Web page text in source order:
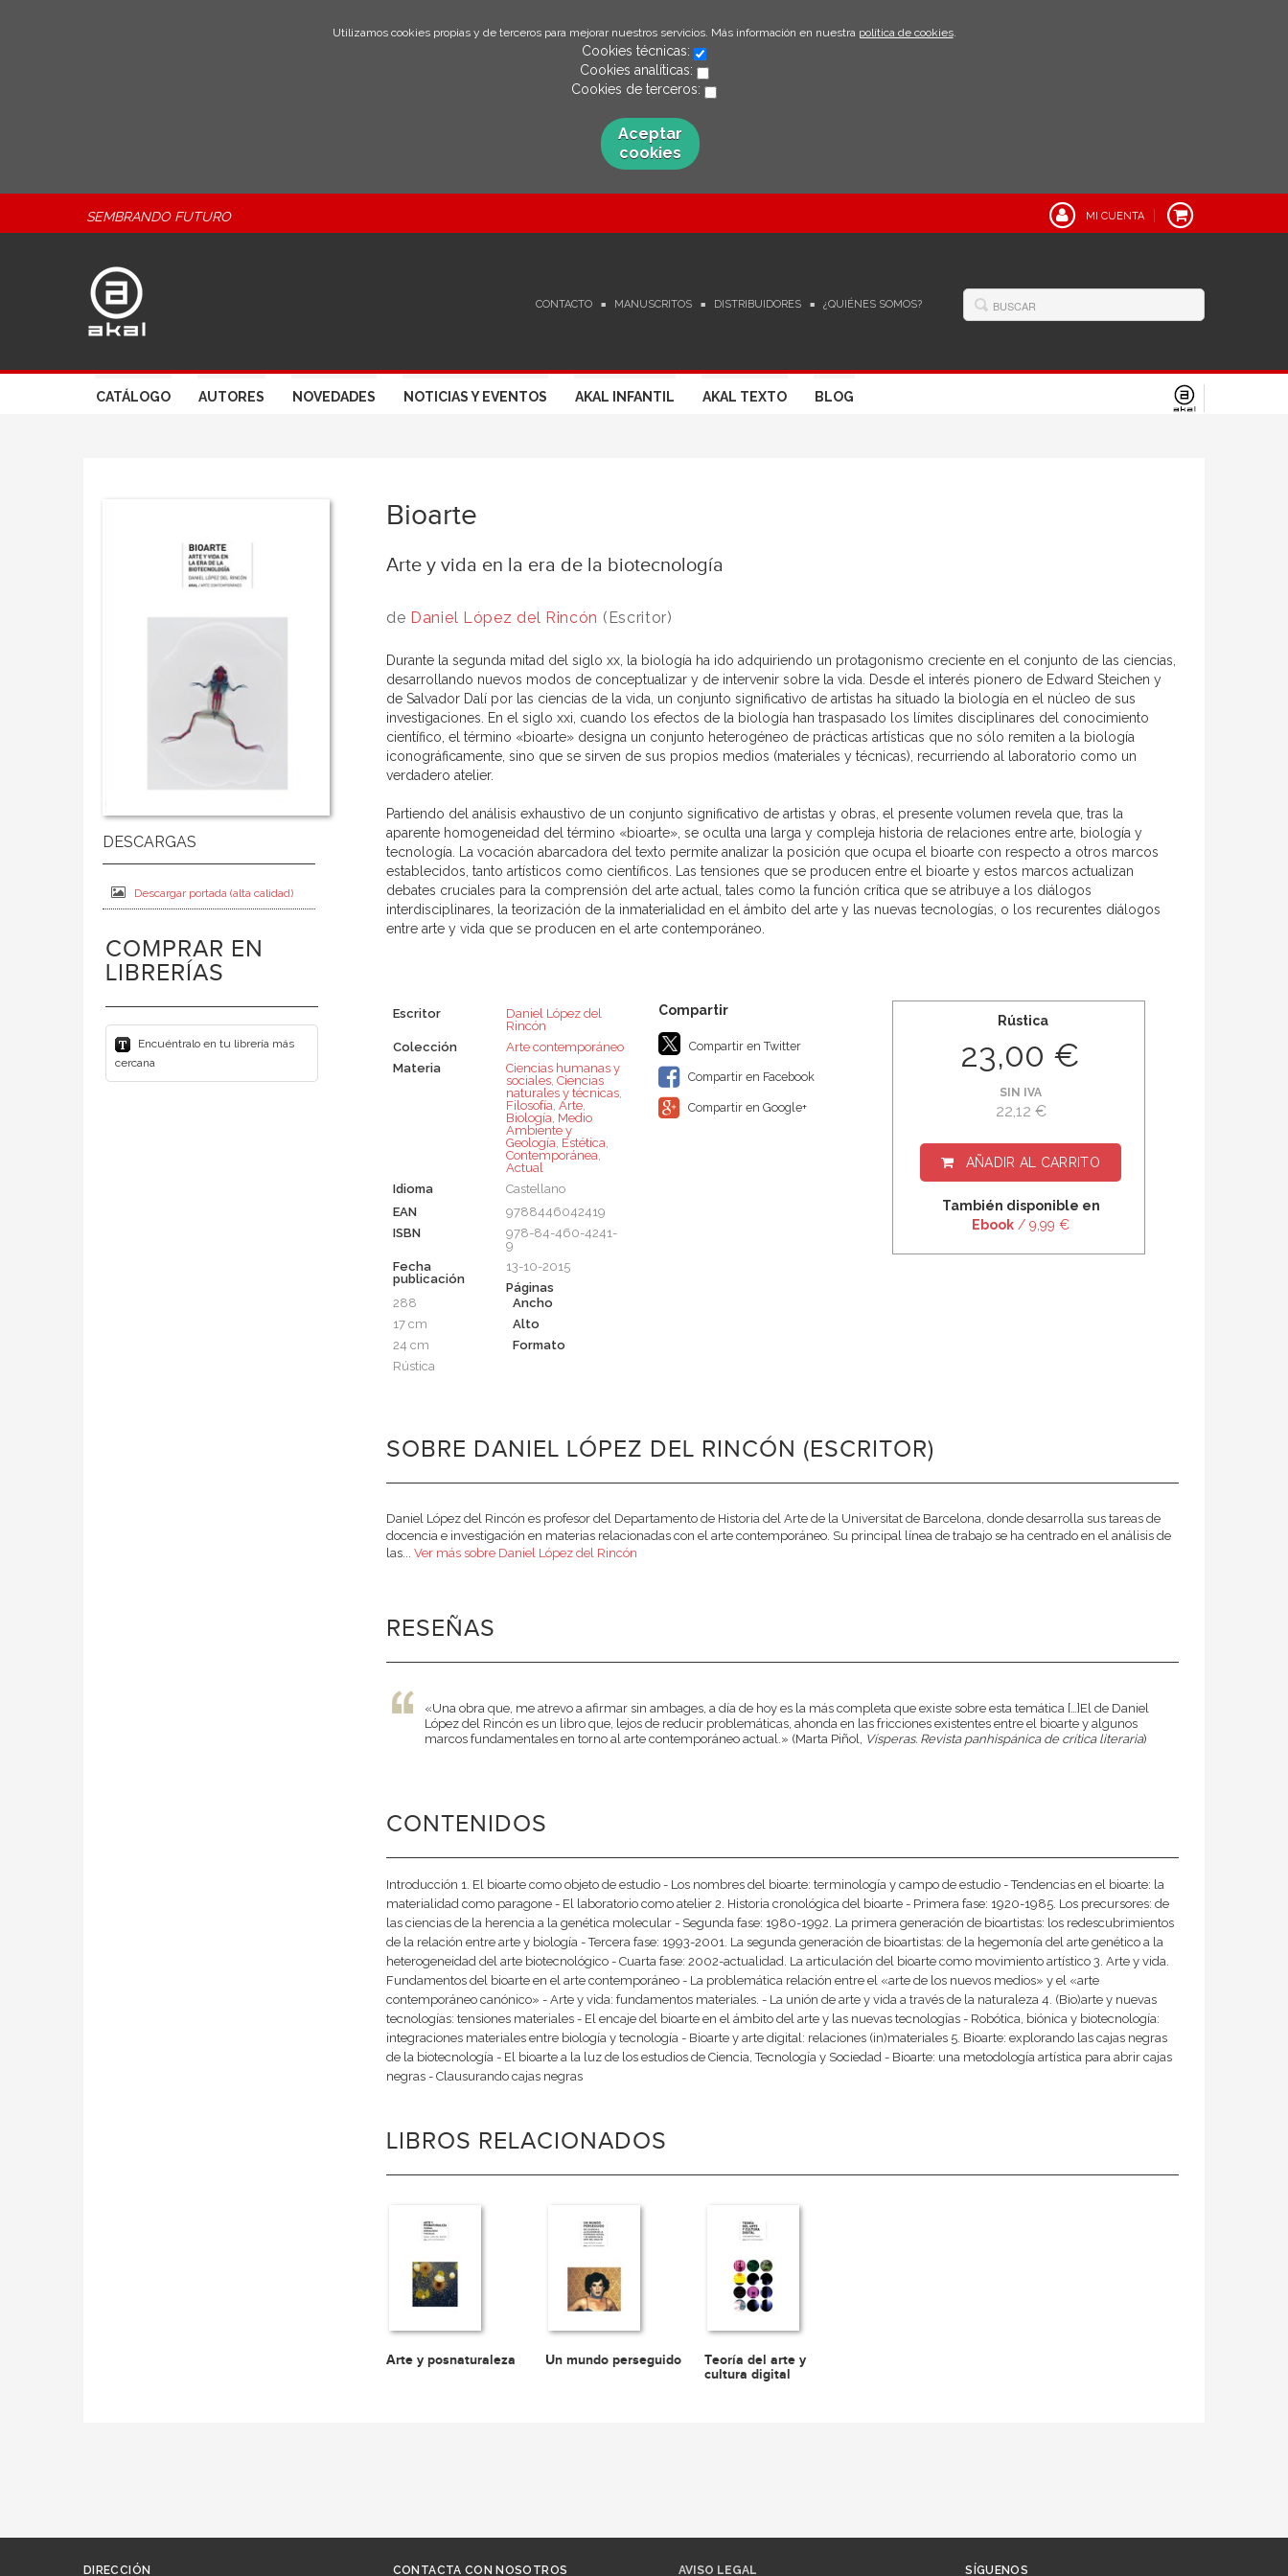
Utilizamos cookies propias y de terceros para mejorar nuestros servicios. Más información en nuestra política de cookies.
Cookies técnicas:
Cookies analíticas:
Cookies de terceros:
Aceptar
cookies
SEMBRANDO FUTURO MI CUENTA
CONTACTO MANUSCRITOS DISTRIBUIDORES ¿QUIÉNES SOMOS?
CATÁLOGO AUTORES NOVEDADES NOTICIAS Y EVENTOS AKAL INFANTIL AKAL TEXTO BLOG
Descargar portada (alta calidad)
COMPRAR EN
LIBRERÍAS
Encuéntralo en tu librería más
cercana
Bioarte
Arte y vida en la era de la biotecnología
de Daniel López del Rincón (Escritor)
Durante la segunda mitad del siglo xx, la biología ha ido adquiriendo un protagonismo creciente en el conjunto de las ciencias,
desarrollando nuevos modos de conceptualizar y de intervenir sobre la vida. Desde el interés pionero de Edward Steichen y
de Salvador Dalí por las ciencias de la vida, un conjunto significativo de artistas ha situado la biología en el núcleo de sus
investigaciones. En el siglo xxi, cuando los efectos de la biología han traspasado los límites disciplinares del conocimiento
científico, el término «bioarte» designa un conjunto heterogéneo de prácticas artísticas que no sólo remiten a la biología
iconográficamente, sino que se sirven de sus propios medios (materiales y técnicas), recurriendo al laboratorio como un
verdadero atelier.
Partiendo del análisis exhaustivo de un conjunto significativo de artistas y obras, el presente volumen revela que, tras la
aparente homogeneidad del término «bioarte», se oculta una larga y compleja historia de relaciones entre arte, biología y
tecnología. La vocación abarcadora del texto permite analizar la posición que ocupa el bioarte con respecto a otros marcos
establecidos, tanto artísticos como científicos. Las tensiones que se producen entre el bioarte y estos marcos actualizan
debates cruciales para la comprensión del arte actual, tales como la función crítica que se atribuye a los diálogos
interdisciplinares, la teorización de la inmaterialidad en el ámbito del arte y las nuevas tecnologías, o los recurentes diálogos
entre arte y vida que se producen en el arte contemporáneo.
Escritor
Daniel López del
Rincón
Colección
Arte contemporáneo
Materia
Ciencias humanas y
sociales, Ciencias
naturales y técnicas,
Filosofía, Arte,
Biología, Medio
Ambiente y
Geología, Estética,
Contemporánea,
Actual
Idioma
Castellano
EAN
9788446042419
ISBN
978-84-460-4241-
9
Fecha
publicación
13-10-2015
Páginas
288
Ancho
17 cm
Alto
24 cm
Formato
Rústica
Compartir en Twitter
Compartir en Facebook
Compartir en Google+
Rústica
23,00 €
SIN IVA
22,12 €
AÑADIR AL CARRITO
También disponible en
Ebook / 9,99 €
SOBRE DANIEL LÓPEZ DEL RINCÓN (ESCRITOR)
Daniel López del Rincón es profesor del Departamento de Historia del Arte de la Universitat de Barcelona, donde desarrolla sus tareas de
docencia e investigación en materias relacionadas con el arte contemporáneo. Su principal línea de trabajo se ha centrado en el análisis de
las... Ver más sobre Daniel López del Rincón
RESEÑAS
«Una obra que, me atrevo a afirmar sin ambages, a día de hoy es la más completa que existe sobre esta temática […]El de Daniel
López del Rincón es un libro que, lejos de reducir problemáticas, ahonda en las fricciones existentes entre el bioarte y algunos
marcos fundamentales en torno al arte contemporáneo actual.» (Marta Piñol, Vísperas. Revista panhispánica de crítica literaria)
CONTENIDOS
Introducción 1. El bioarte como objeto de estudio - Los nombres del bioarte: terminología y campo de estudio - Tendencias en el bioarte: la
materialidad como paragone - El laboratorio como atelier 2. Historia cronológica del bioarte - Primera fase: 1920-1985. Los precursores: de
las ciencias de la herencia a la genética molecular - Segunda fase: 1980-1992. La primera generación de bioartistas: los redescubrimientos
de la relación entre arte y biología - Tercera fase: 1993-2001. La segunda generación de bioartistas: de la hegemonía del arte genético a la
heterogeneidad del arte biotecnológico - Cuarta fase: 2002-actualidad. La articulación del bioarte como movimiento artístico 3. Arte y vida.
Fundamentos del bioarte en el arte contemporáneo - La problemática relación entre el «arte de los nuevos medios» y el «arte
contemporáneo canónico» - Arte y vida: fundamentos materiales. - La unión de arte y vida a través de la naturaleza 4. (Bio)arte y nuevas
tecnologías: tensiones materiales - El encaje del bioarte en el ámbito del arte y las nuevas tecnologías - Robótica, biónica y biotecnología:
integraciones materiales entre biología y tecnología - Bioarte y arte digital: relaciones (in)materiales 5. Bioarte: explorando las cajas negras
de la biotecnología - El bioarte a la luz de los estudios de Ciencia, Tecnología y Sociedad - Bioarte: una metodología artística para abrir cajas
negras - Clausurando cajas negras
LIBROS RELACIONADOS
Arte y posnaturaleza Un mundo perseguido
Teoría del arte y
cultura digital
DIRECCIÓN CONTACTA CON NOSOTROS AVISO LEGAL SÍGUENOS